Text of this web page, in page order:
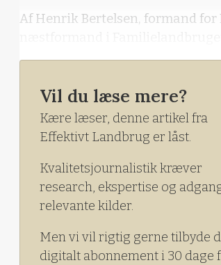
Af Henrik Bertelsen, formand
Vil du læse mere?
Kære læser, denne artikel fra
Effektivt Landbrug er låst.
Kvalitetsjournalistik kræver
research, ekspertise og
relevante kilder.
Men vi vil rigtig gerne tilbyde
digitalt abonnement i 30 dage